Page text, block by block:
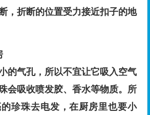
，折断的位置受力接近扣子的地
的气孔，所以不宜让它吸入空气
会吸收喷发胶、香水等物质。所
珍珠去电发，在厨房里也要小